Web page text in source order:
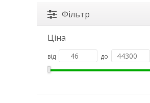
Фільтр
Ціна
від до